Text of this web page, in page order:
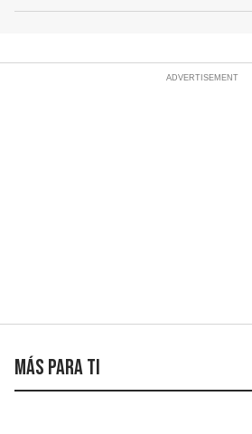
Más para ti